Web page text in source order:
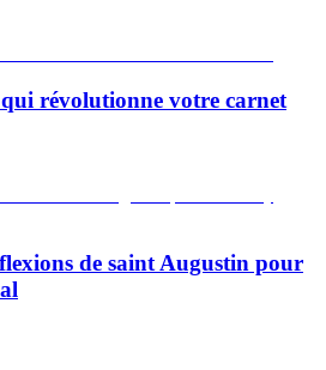
révolutionne votre carnet
de saint Augustin pour